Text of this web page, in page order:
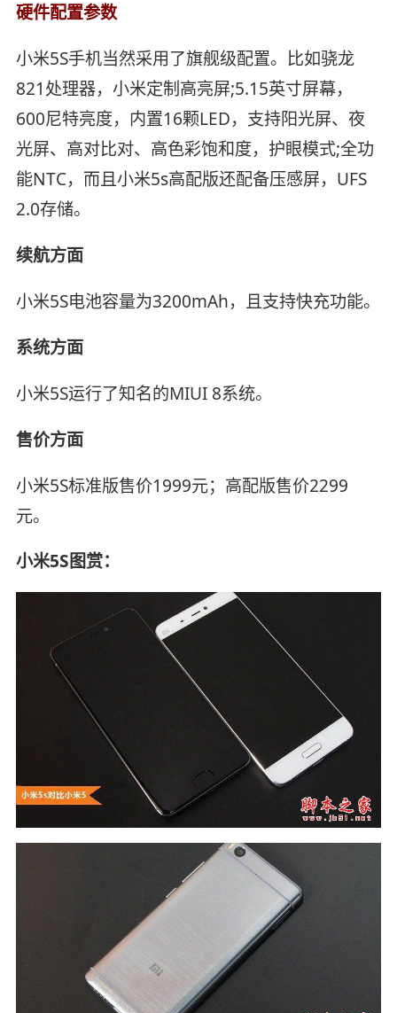
硬件配置参数
小米5S手机当然采用了旗舰级配置。比如骁龙
821处理器，小米定制高亮屏;5.15英寸屏幕，
600尼特亮度，内置16颗LED，支持阳光屏、夜
光屏、高对比对、高色彩饱和度，护眼模式;全功
能NTC，而且小米5s高配版还配备压感屏，UFS
2.0存储。
续航方面
小米5S电池容量为3200mAh，且支持快充功能。
系统方面
小米5S运行了知名的MIUI 8系统。
售价方面
小米5S标准版售价1999元；高配版售价2299
元。
小米5S图赏：